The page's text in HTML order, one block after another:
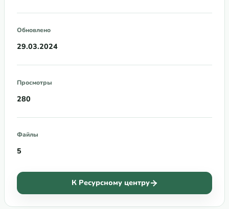
Обновлено
29.03.2024
Просмотры
280
Файлы
5
К Ресурсному центру